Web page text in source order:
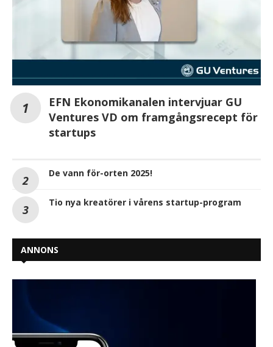
EFN Ekonomikanalen intervjuar GU
Ventures VD om framgångsrecept för
startups
De vann för-orten 2025!
Tio nya kreatörer i vårens startup-program
ANNONS